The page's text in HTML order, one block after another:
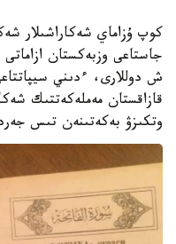
ش دوللارى، ءدىني
وتكىزۋ بەكەتىنەن تىس